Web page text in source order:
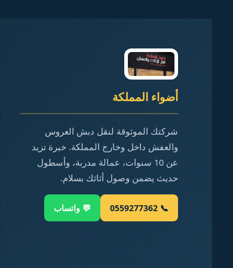
أضواء المملكة
شركتك الموثوقة لنقل دبش العروس
والعفش داخل وخارج المملكة. خبرة تزيد
عن 10 سنوات، عمالة مدربة، وأسطول
حديث يضمن وصول أثاثك بسلام.
📞 0559277362 💬 واتساب